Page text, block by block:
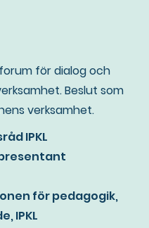
för dialog och
Beslut som
verksamhet.
IPKL
för pedagogik,
IPKL